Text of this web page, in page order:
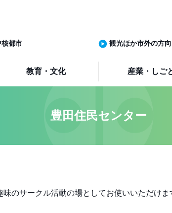
都市
教育・文化 産業・しご
観光ほか市外の方
豊田住民センター
のサークル活動の場としてお使いいただけま